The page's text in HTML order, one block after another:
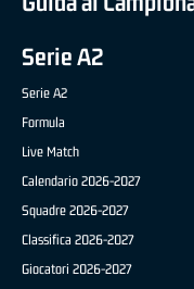
Serie A2
Serie A2
Formula
Live Match
Calendario 2026-2027
Squadre 2026-2027
Classifica 2026-2027
Giocatori 2026-2027